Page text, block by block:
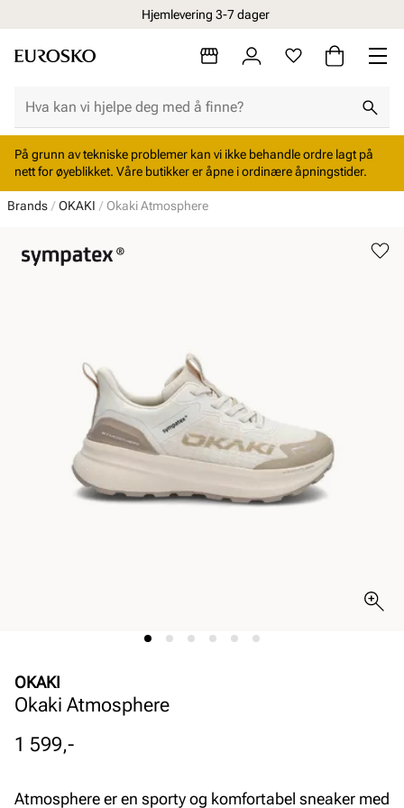
Hjemlevering 3-7 dager
På grunn av tekniske problemer kan vi ikke behandle ordre lagt på
nett for øyeblikket. Våre butikker er åpne i ordinære åpningstider.
Brands OKAKI Okaki Atmosphere
OKAKI
Okaki Atmosphere
Pris
1 599,-
Atmosphere er en sporty og komfortabel sneaker med